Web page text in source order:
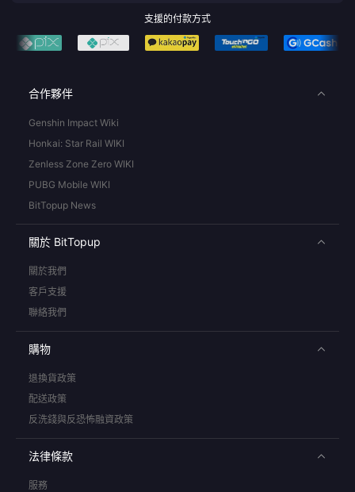
支援的付款方式
合作夥伴
Genshin Impact Wiki
Honkai: Star Rail WIKI
Zenless Zone Zero WIKI
PUBG Mobile WIKI
BitTopup News
關於 BitTopup
關於我們
客戶支援
聯絡我們
購物
退換貨政策
配送政策
反洗錢與反恐怖融資政策
法律條款
服務